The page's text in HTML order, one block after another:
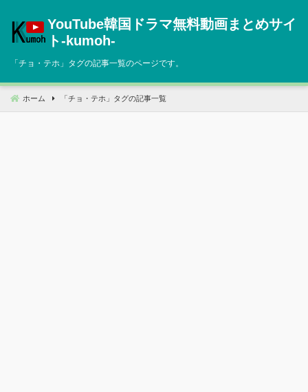
へ
動
YouTube韓国ドラマ無料動画まとめサイ
ト‐kumoh‐
「チョ・テホ 」タグの記事一覧のページです。
ホーム 「 チョ・テホ 」タグの記事一覧